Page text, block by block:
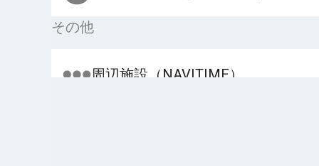
その他
周辺施設（NAVITIME）